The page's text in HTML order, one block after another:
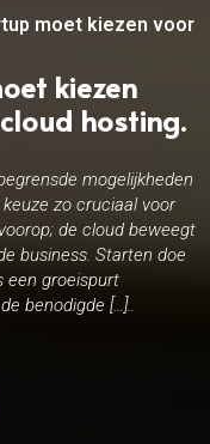
moet kiezen voor
kiezen
hosting.​
mogelijkheden
zo cruciaal voor
de cloud beweegt
business. Starten doe
een groeispurt
benodigde […]..